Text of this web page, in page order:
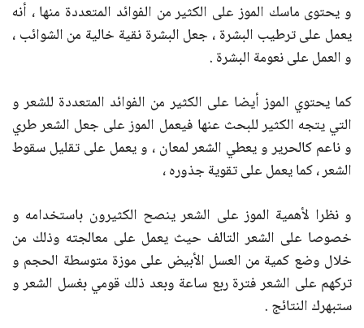
و يحتوى ماسك الموز على الكثير من الفوائد المتعددة منها ، أنه
يعمل على ترطيب البشرة ، جعل البشرة نقية خالية من الشوائب ،
و العمل على نعومة البشرة .
كما يحتوي الموز أيضا على الكثير من الفوائد المتعددة للشعر و
التي يتجه الكثير للبحث عنها فيعمل الموز على جعل الشعر طري
و ناعم كالحرير و يعطي الشعر لمعان ، و يعمل على تقليل سقوط
الشعر ، كما يعمل على تقوية جذوره ،
و نظرا لأهمية الموز على الشعر ينصح الكثيرون باستخدامه و
خصوصا على الشعر التالف حيث يعمل على معالجته وذلك من
خلال وضع كمية من العسل الأبيض على موزة متوسطة الحجم و
تركهم على الشعر فترة ربع ساعة وبعد ذلك قومي بغسل الشعر و
ستبهرك النتائج .